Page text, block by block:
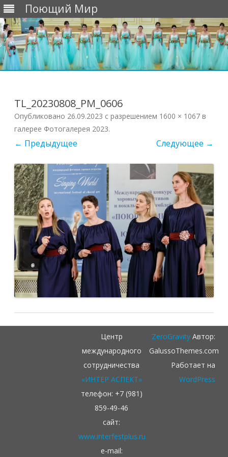
Поющий Мир
TL_20230808_PM_0606
Опубликовано 26.09.2023 с разрешением 1600 × 1067 в
галерее Фотогалерея 2023.
← Предыдущее Следующее →
Центр
международного
сотрудничества
«ИНТЕР АСПЕКТ»
телефон: +7 (981)
859-49-46
сайт:
www.interfestplus.ru
e-mail:
ZeroGravityАвтор:
GalussoThemes.com
Работает на
WordPress